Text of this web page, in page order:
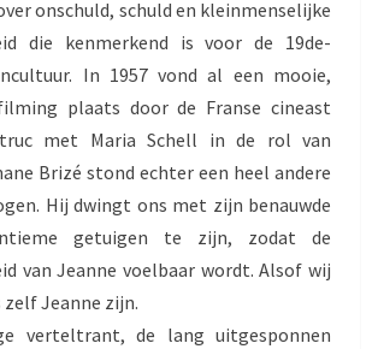
onschuld, schuld en kleinmenselijke
die kenmerkend is voor de 19de-
In 1957 vond al een mooie,
plaats door de Franse cineast
met Maria Schell in de rol van
Brizé stond echter een heel andere
Hij dwingt ons met zijn benauwde
getuigen te zijn, zodat de
van Jeanne voelbaar wordt. Alsof wij
Jeanne zijn.
verteltrant, de lang uitgesponnen